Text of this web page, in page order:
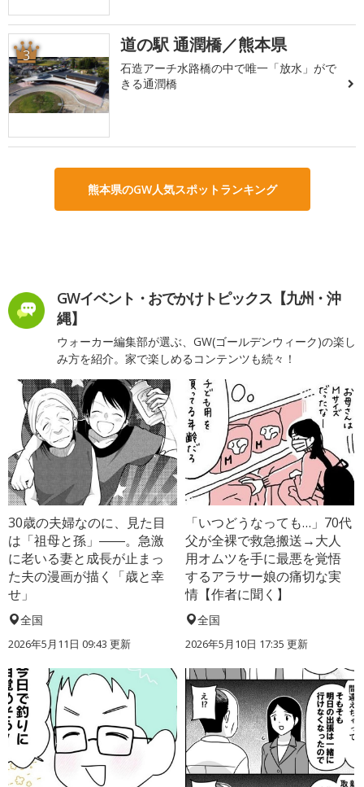
3 道の駅 通潤橋／熊本県
石造アーチ水路橋の中で唯一「放水」がで
きる通潤橋
熊本県のGW人気スポットランキング
GWイベント・おでかけトピックス【九州・沖
縄】
ウォーカー編集部が選ぶ、GW(ゴールデンウィーク)の楽し
み方を紹介。家で楽しめるコンテンツも続々！
30歳の夫婦なのに、見た目
は「祖母と孫」――。急激
に老いる妻と成長が止まっ
た夫の漫画が描く「歳と幸
せ」
全国
2026年5月11日 09:43 更新
「いつどうなっても…」70代
父が全裸で救急搬送→大人
用オムツを手に最悪を覚悟
するアラサー娘の痛切な実
情【作者に聞く】
全国
2026年5月10日 17:35 更新